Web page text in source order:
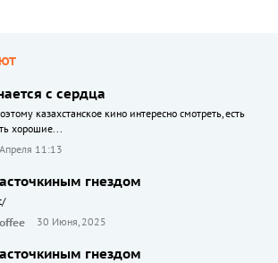
с сердца
казахстанское кино интересно смотреть, есть
хорошие...
11:13
гнездом
30 Июня, 2025
гнездом